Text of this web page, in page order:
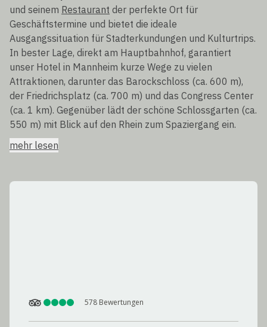
und seinem Restaurant der perfekte Ort für
Geschäftstermine und bietet die ideale
Ausgangssituation für Stadterkundungen und Kulturtrips.
In bester Lage, direkt am Hauptbahnhof, garantiert
unser Hotel in Mannheim kurze Wege zu vielen
Attraktionen, darunter das Barockschloss (ca. 600 m),
der Friedrichsplatz (ca. 700 m) und das Congress Center
(ca. 1 km). Gegenüber lädt der schöne Schlossgarten (ca.
550 m) mit Blick auf den Rhein zum Spaziergang ein.
mehr lesen
578 Bewertungen